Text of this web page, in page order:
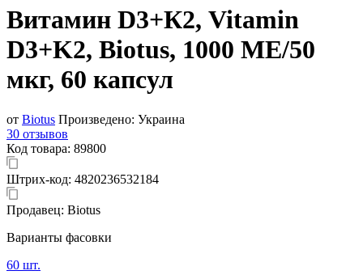
Витамин D3+К2, Vitamin
D3+K2, Biotus, 1000 МЕ/50
мкг, 60 капсул
от Biotus Произведено: Украина
30 отзывов
Код товара: 89800
Штрих-код: 4820236532184
Продавец: Biotus
Варианты фасовки
60 шт.